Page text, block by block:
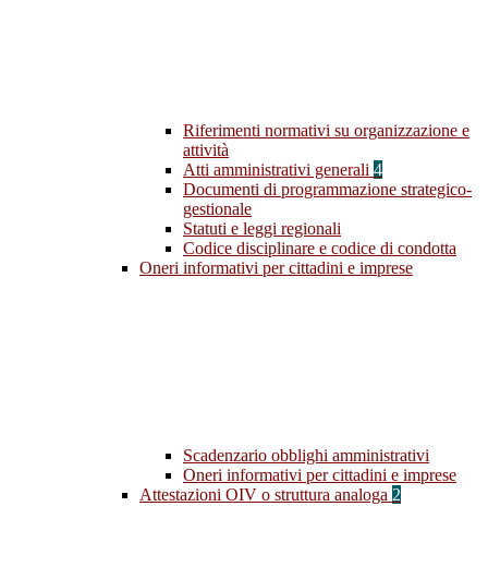
Riferimenti normativi su organizzazione e
attività
Atti amministrativi generali 4
Documenti di programmazione strategico-
gestionale
Statuti e leggi regionali
Codice disciplinare e codice di condotta
Oneri informativi per cittadini e imprese
Scadenzario obblighi amministrativi
Oneri informativi per cittadini e imprese
Attestazioni OIV o struttura analoga 2